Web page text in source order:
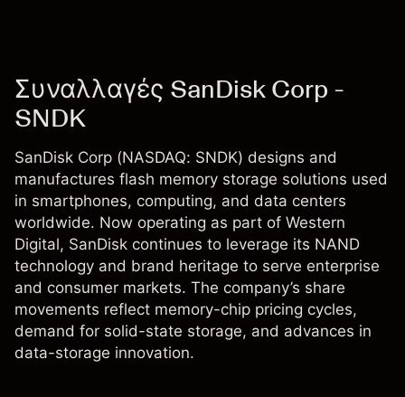
Συναλλαγές SanDisk Corp -
SNDK
SanDisk Corp (NASDAQ: SNDK) designs and
manufactures flash memory storage solutions used
in smartphones, computing, and data centers
worldwide. Now operating as part of Western
Digital, SanDisk continues to leverage its NAND
technology and brand heritage to serve enterprise
and consumer markets. The company’s share
movements reflect memory-chip pricing cycles,
demand for solid-state storage, and advances in
data-storage innovation.